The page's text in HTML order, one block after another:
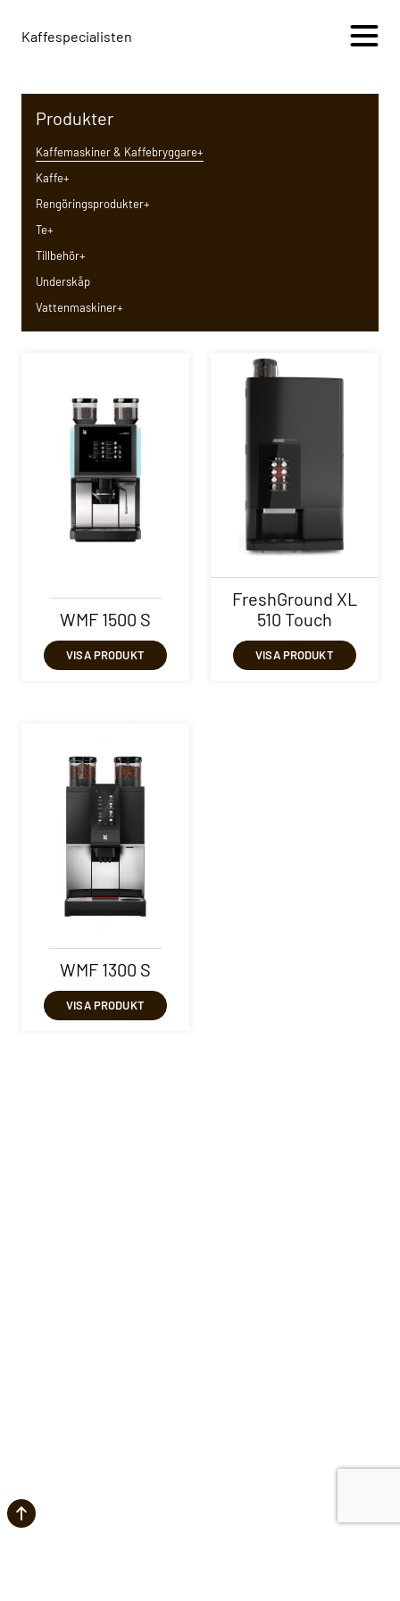
Kaffespecialisten
Produkter
Kaffemaskiner & Kaffebryggare+
Kaffe+
Rengöringsprodukter+
Te+
Tillbehör+
Underskåp
Vattenmaskiner+
WMF 1500 S
VISA PRODUKT
FreshGround XL
510 Touch
VISA PRODUKT
WMF 1300 S
VISA PRODUKT